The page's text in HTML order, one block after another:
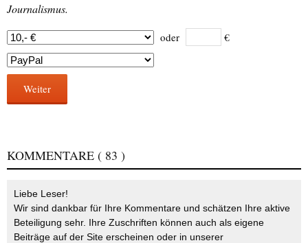
Journalismus.
oder €
Weiter
KOMMENTARE ( 83 )
Liebe Leser!
Wir sind dankbar für Ihre Kommentare und schätzen Ihre aktive
Beteiligung sehr. Ihre Zuschriften können auch als eigene
Beiträge auf der Site erscheinen oder in unserer